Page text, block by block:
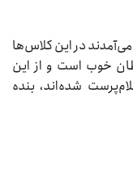
در این کلاس‌ها
خوب است و از این
شده‌اند، بنده